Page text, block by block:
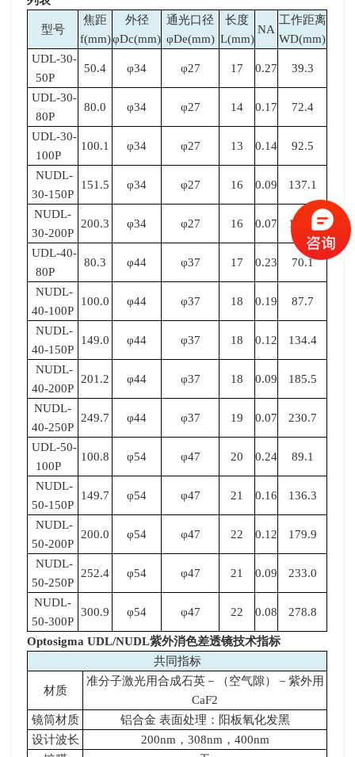
型号
焦距
f(mm)
外径
φDc(mm)
通光口径
φDe(mm)
长度
L(mm)
NA
工作距离
WD(mm)
UDL-30-
50P
50.4 φ34 φ27 17 0.27 39.3
UDL-30-
80P
80.0 φ34 φ27 14 0.17 72.4
UDL-30-
100P
100.1 φ34 φ27 13 0.14 92.5
NUDL-
30-150P
151.5 φ34 φ27 16 0.09 137.1
NUDL-
30-200P
200.3 φ34 φ27 16 0.07 185.2
UDL-40-
80P
80.3 φ44 φ37 17 0.23 70.1
NUDL-
40-100P
100.0 φ44 φ37 18 0.19 87.7
NUDL-
40-150P
149.0 φ44 φ37 18 0.12 134.4
NUDL-
40-200P
201.2 φ44 φ37 18 0.09 185.5
NUDL-
40-250P
249.7 φ44 φ37 19 0.07 230.7
UDL-50-
100P
100.8 φ54 φ47 20 0.24 89.1
NUDL-
50-150P
149.7 φ54 φ47 21 0.16 136.3
NUDL-
50-200P
200.0 φ54 φ47 22 0.12 179.9
NUDL-
50-250P
252.4 φ54 φ47 21 0.09 233.0
NUDL-
50-300P
300.9 φ54 φ47 22 0.08 278.8
Optosigma UDL/NUDL紫外消色差透镜技术指标
共同指标
材质
准分子激光用合成石英－（空气隙）－紫外用
CaF2
镜筒材质
铝合金 表面处理：阳板氧化发黑
设计波长
200nm ， 308nm ， 400nm